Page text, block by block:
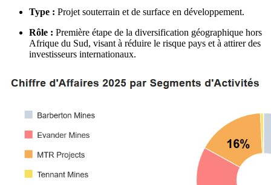
Type : Projet souterrain et de surface en développement.
Rôle : Première étape de la diversification géographique hors
Afrique du Sud, visant à réduire le risque pays et à attirer des
investisseurs internationaux.